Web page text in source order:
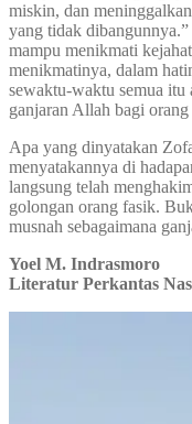
miskin, dan
yang tidak
mampu menikmati
menikmatinya, dalam
sewaktu-waktu semua itu
ganjaran Allah bagi
Apa yang dinyatakan
menyatakannya di
langsung telah
golongan orang fasik.
musnah sebagaimana
Yoel M. Indrasmoro
Literatur Perkantas